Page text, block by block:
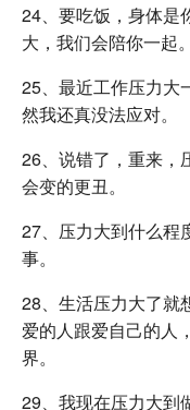
24、要吃饭，身体是
大，我们会陪你一起。
25、最近工作压力大
然我还真没法应对。
26、说错了，重来，
会变的更丑。
27、压力大到什么程
事。
28、生活压力大了就
爱的人跟爱自己的人
界。
29、我现在压力大到